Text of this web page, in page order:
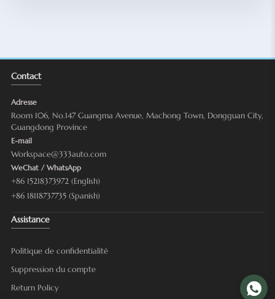
Contact
Adresse
Room 106, No.147 Guangma Avenue, Machong Town, Dongguan City,
Guangdong Province
E-mail
Workspace@333auto.com
WeChat / WhatsApp
+86 15218373972 (English)
+86 18118737735 (Spanish)
Assistance
Politique de confidentialité
Suppression du compte
Return Policy